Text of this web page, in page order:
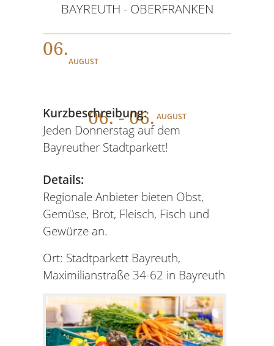
BAYREUTH - OBERFRANKEN
06.
AUGUST
06. - 06. AUGUST
Kurzbeschreibung:
Jeden Donnerstag auf dem
Bayreuther Stadtparkett!
Details:
Regionale Anbieter bieten Obst,
Gemüse, Brot, Fleisch, Fisch und
Gewürze an.
Ort: Stadtparkett Bayreuth,
Maximilianstraße 34-62 in Bayreuth